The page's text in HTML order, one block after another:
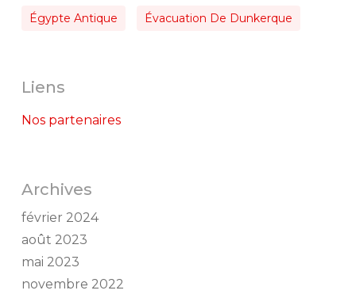
Égypte Antique Évacuation De Dunkerque
Liens
Nos partenaires
Archives
février 2024
août 2023
mai 2023
novembre 2022